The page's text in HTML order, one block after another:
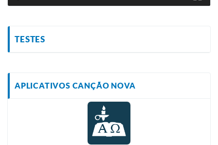
TESTES
APLICATIVOS CANÇÃO NOVA